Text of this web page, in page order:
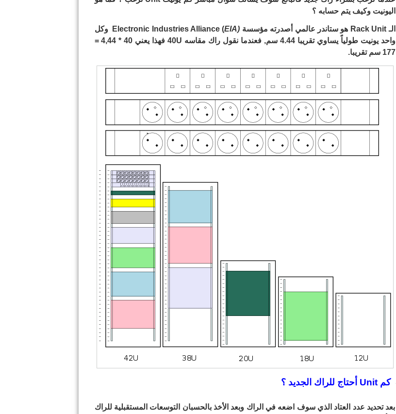
اليونيت وكيف يتم حسابه ؟
الـ Rack Unit هو ستاندر عالمي أصدرته مؤسسة Electronic Industries Alliance (EIA)
وكل
واحد يونيت طولياً يساوي تقريبا 4.44 سم, فعندما نقول راك مقاسه 40U فهذا يعني 40 * 4,44 =
177 سم تقريبا.
كم Unit أحتاج للراك الجديد ؟
بعد تحديد عدد العتاد الذي سوف اضعه في الراك وبعد الأخذ بالحسبان التوسعات المستقبلية للراك